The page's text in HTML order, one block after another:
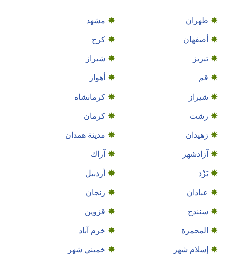
طهران
مشهد
أصفهان
كرج
تبريز
شيراز
قم
أهواز
شيراز
كرمانشاه
رشت
كرمان
زهيدان
مدينة همدان
آزادشهر
آراك
يَزْد
أردبيل
عبادان
زنجان
سنندج
قزوين
المحمرة
خرم آباد
إسلام شهر
خميني شهر